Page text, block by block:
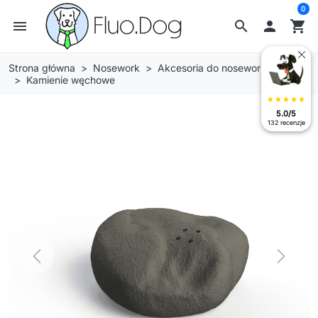
search
menu  shopping_cart
0
Strona główna Nosework
Akcesoria do nosework
Kamienie węchowe
Previous Next
star star star star star
5.0/5
132 recenzje